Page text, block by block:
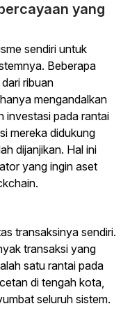
yang
sendiri untuk
Beberapa
ribuan
mengandalkan
investasi pada rantai
mereka didukung
dijanjikan. Hal ini
yang ingin aset
transaksinya sendiri.
transaksi yang
satu rantai pada
di tengah kota,
seluruh sistem.